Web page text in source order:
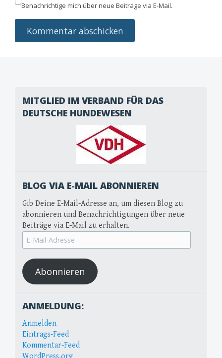
Benachrichtige mich über neue Beiträge via E-Mail.
MITGLIED IM VERBAND FÜR DAS
DEUTSCHE HUNDEWESEN
BLOG VIA E-MAIL ABONNIEREN
Gib Deine E-Mail-Adresse an, um diesen Blog zu
abonnieren und Benachrichtigungen über neue
Beiträge via E-Mail zu erhalten.
E-
Mail-
Adresse
Abonnieren
ANMELDUNG:
Anmelden
Eintrags-Feed
Kommentar-Feed